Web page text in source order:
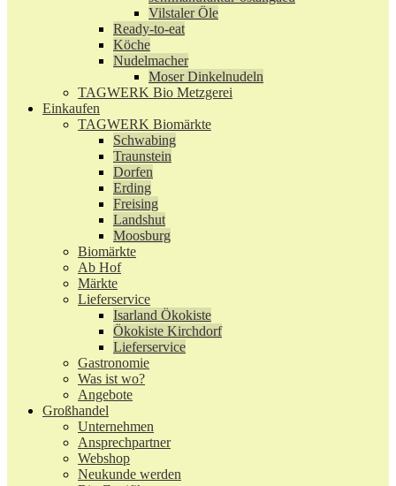
Vilstaler Öle
Ready-to-eat
Köche
Nudelmacher
Moser Dinkelnudeln
TAGWERK Bio Metzgerei
Einkaufen
TAGWERK Biomärkte
Schwabing
Traunstein
Dorfen
Erding
Freising
Landshut
Moosburg
Biomärkte
Ab Hof
Märkte
Lieferservice
Isarland Ökokiste
Ökokiste Kirchdorf
Lieferservice
Gastronomie
Was ist wo?
Angebote
Großhandel
Unternehmen
Ansprechpartner
Webshop
Neukunde werden